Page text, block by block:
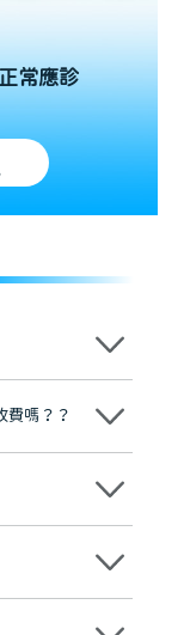
常應診
來自香港、內地的
統全球放心植牙中
澳大灣區及周邊城
大分院，香港亦設
免費咨詢，讓人十
費嗎？？
費用。
，顧客同意並簽字
率會及時告知客人